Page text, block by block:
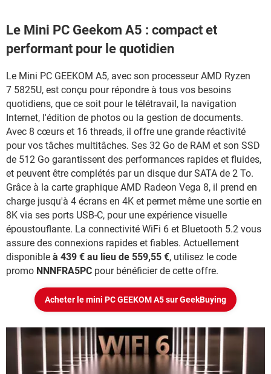
Le Mini PC Geekom A5 : compact et
performant pour le quotidien
Le Mini PC GEEKOM A5, avec son processeur AMD Ryzen
7 5825U, est conçu pour répondre à tous vos besoins
quotidiens, que ce soit pour le télétravail, la navigation
Internet, l'édition de photos ou la gestion de documents.
Avec 8 cœurs et 16 threads, il offre une grande réactivité
pour vos tâches multitâches. Ses 32 Go de RAM et son SSD
de 512 Go garantissent des performances rapides et fluides,
et peuvent être complétés par un disque dur SATA de 2 To.
Grâce à la carte graphique AMD Radeon Vega 8, il prend en
charge jusqu'à 4 écrans en 4K et permet même une sortie en
8K via ses ports USB-C, pour une expérience visuelle
époustouflante. La connectivité WiFi 6 et Bluetooth 5.2 vous
assure des connexions rapides et fiables. Actuellement
disponible à 439 € au lieu de 559,55 €, utilisez le code
promo NNNFRA5PC pour bénéficier de cette offre.
Acheter le mini PC GEEKOM A5 sur GeekBuying